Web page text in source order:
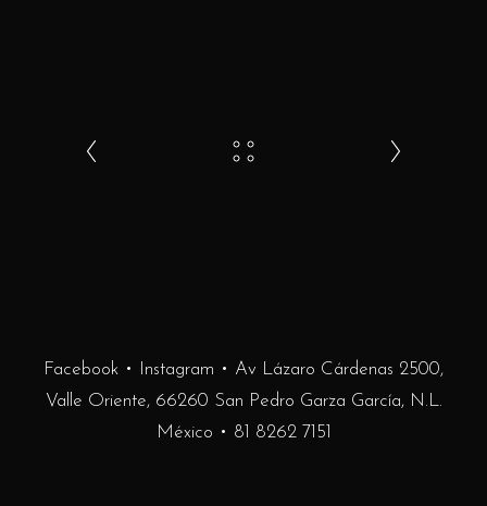
Facebook • Instagram • Av Lázaro Cárdenas 2500,
Valle Oriente, 66260 San Pedro Garza García, N.L.
México • 81 8262 7151